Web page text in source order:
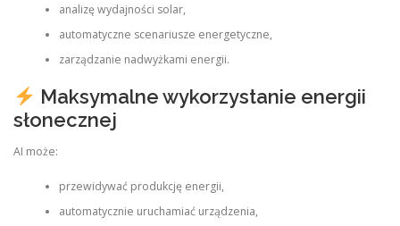
analizę wydajności solar,
automatyczne scenariusze energetyczne,
zarządzanie nadwyżkami energii.
Maksymalne wykorzystanie energii
słonecznej
AI może:
przewidywać produkcję energii,
automatycznie uruchamiać urządzenia,